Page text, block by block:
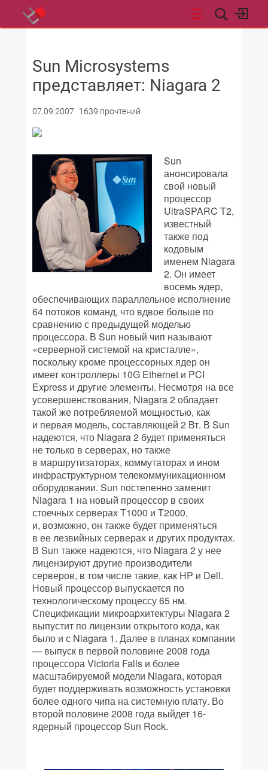
Sun Microsystems
представляет: Niagara 2
07.09.2007 1639 прочтений
Sun
анонсировала
свой новый
процессор
UltraSPARC T2,
известный
также под
кодовым
именем Niagara
2. Он имеет
восемь ядер,
обеспечивающих параллельное исполнение
64 потоков команд, что вдвое больше по
сравнению с предыдущей моделью
процессора. В Sun новый чип называют
«серверной системой на кристалле»,
поскольку кроме процессорных ядер он
имеет контроллеры 10G Ethernet и PCI
Express и другие элементы. Несмотря на все
усовершенствования, Niagara 2 обладает
такой же потребляемой мощностью, как
и первая модель, составляющей 2 Вт. В Sun
надеются, что Niagara 2 будет применяться
не только в серверах, но также
в маршрутизаторах, коммутаторах и ином
инфраструктурном телекоммуникационном
оборудовании. Sun постепенно заменит
Niagara 1 на новый процессор в своих
стоечных серверах T1000 и T2000,
и, возможно, он также будет применяться
в ее лезвийных серверах и других продуктах.
В Sun также надеются, что Niagara 2 у нее
лицензируют другие производители
серверов, в том числе такие, как HP и Dell.
Новый процессор выпускается по
технологическому процессу 65 нм.
Спецификации микроархитектуры Niagara 2
выпустит по лицензии открытого кода, как
было и с Niagara 1. Далее в планах компании
— выпуск в первой половине 2008 года
процессора Victoria Falls и более
масштабируемой модели Niagara, которая
будет поддерживать возможность установки
более одного чипа на системную плату. Во
второй половине 2008 года выйдет 16-
ядерный процессор Sun Rock.